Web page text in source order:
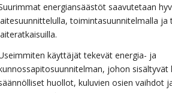
energiansäästöt saavutetaan
toimintasuunnitelmalla ja
käyttäjät tekevät energia- ja
johon sisältyvät
huollot, kuluvien osien vaihdot